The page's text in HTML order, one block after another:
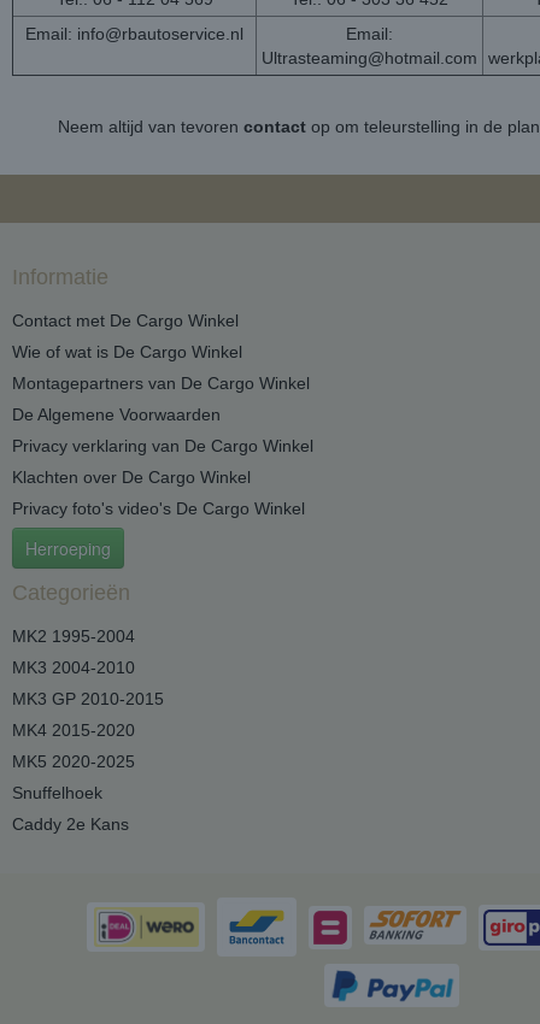
Email: info@rbautoservice.nl
Email:
Ultrasteaming@hotmail.com
Neem altijd van tevoren contactop om teleurstelling in de
Informatie
Contact met De Cargo Winkel
Wie of wat is De Cargo Winkel
Montagepartners van De Cargo Winkel
De Algemene Voorwaarden
Privacy verklaring van De Cargo Winkel
Klachten over De Cargo Winkel
Privacy foto's video's De Cargo Winkel
Herroeping
Categorieën
MK2 1995-2004
MK3 2004-2010
MK3 GP 2010-2015
MK4 2015-2020
MK5 2020-2025
Snuffelhoek
Caddy 2e Kans